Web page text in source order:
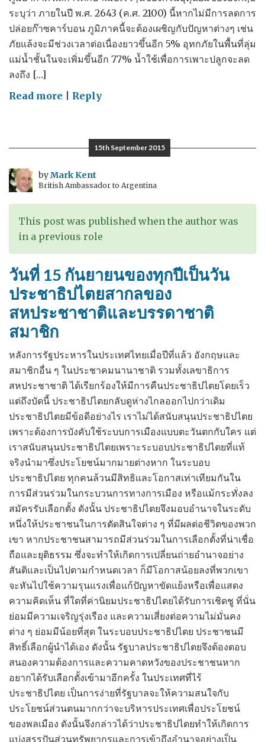
ระบุว่า ภายในปี พ.ศ. 2643 (ค.ศ. 2100) นี้หากไม่มีการลดการ
ปล่อยก๊าซคาร์บอน ภูมิภาคนี้จะต้องเผชิญกับปัญหาต่างๆ เช่น
ภัยแล้งจะมีช่วงเวลาต่อเนื่องยาวขึ้นอีก 5% อุทกภัยในพื้นที่ลุ่ม
แม่น้ำชั้นในจะเพิ่มขึ้นอีก 77% น้ำใช้เพื่อการเพาะปลูกจะลด
ลงถึง […]
Read more on
สัญญา
ฉบับ
ใหม่
ด้าน
ภูมิ
ของ
โลก
Reply
15th September 2015
byMark Kent
British Ambassador to Argentina
This post was published when the author was
in a previous role
วันที่ 15 กันยายนของทุกปีเป็นวัน
ประชาธิปไตยสากลของ
สหประชาชาติและบรรดาชาติ
สมาชิก
หลังการรัฐประหารในประเทศไทยเมื่อปีที่แล้ว อังกฤษและ
สมาชิกอื่น ๆ ในประชาคมนานาชาติ รวมทั้งเลขาธิการ
สหประชาชาติ ได้เรียกร้องให้มีการคืนประชาธิปไตยโดยเร็ว
แต่ถึงบัดนี้ ประชาธิปไตยกลับดูห่างไกลออกไปกว่าเดิม
ประชาธิปไตยมีข้อดีอย่างไร เราไม่ได้สนับสนุนประชาธิปไตย
เพราะต้องการบังคับใช้ระบบการเมืองแบบตะวันตกกับใคร แต่
เราสนับสนุนประชาธิปไตยเพราะระบอบประชาธิปไตยที่แท้
จริงนำมาซึ่งประโยชน์มากมายต่างหาก ในระบอบ
ประชาธิปไตย ทุกคนล้วนมีสิทธิและโอกาสเท่าเทียมกันใน
การมีส่วนร่วมในกระบวนการทางการเมือง หรือแม้กระทั่งลง
สมัครรับเลือกตั้ง ดังนั้น ประชาธิปไตยจึงมอบอำนาจในระดับ
หนึ่งให้ประชาชนในการตัดสินใจต่าง ๆ ที่มีผลต่อชีวิตของพวก
เขา หากประชาชนสามารถมีส่วนร่วมในการเลือกตั้งที่น่าเชื่อ
ถือและยุติธรรม ซึ่งจะทำให้เกิดการเปลี่ยนถ่ายอำนาจอย่าง
สันติและเป็นไปตามกำหนดเวลา ก็มีโอกาสน้อยลงที่พวกเขา
จะหันไปใช้ความรุนแรงเพื่อแก้ปัญหาขัดแย้งหรือเพื่อแสดง
ความคิดเห็น ที่ใดที่ค่านิยมประชาธิปไตยได้รับการเชิดชู ที่นั่น
ย่อมมีความเจริญรุ่งเรือง และความเสี่ยงต่อความไม่มั่นคง
ต่าง ๆ ย่อมมีน้อยที่สุด ในระบอบประชาธิปไตย ประชาชนมี
สิทธิ์เลือกผู้นำได้เอง ดังนั้น รัฐบาลประชาธิปไตยจึงต้องตอบ
สนองความต้องการและความคาดหวังของประชาชนหาก
อยากได้รับเลือกตั้งเข้ามาอีกครั้ง ในประเทศที่ไร้
ประชาธิปไตย เป็นการง่ายที่รัฐบาลจะให้ความสนใจกับ
ประโยชน์ส่วนตนมากกว่าจะบริหารประเทศเพื่อประโยชน์
ของพลเมือง ดังนั้นจึงกล่าวได้ว่าประชาธิปไตยทำให้เกิดการ
แบ่งสรรปันส่วนทรัพยากรและการเข้าถึงอำนาจอย่างเป็น